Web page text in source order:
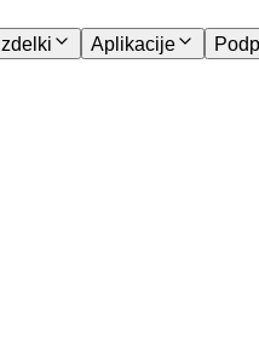
Izdelki Aplikacije